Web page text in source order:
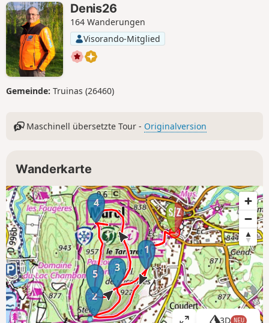
Denis26
164 Wanderungen
Visorando-Mitglied
Gemeinde: Truinas (26460)
Maschinell übersetzte Tour - Originalversion
Wanderkarte
1
2
3
4
5
3D NEU